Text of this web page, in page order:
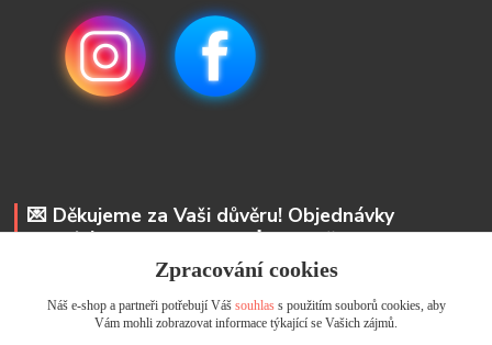
💌 Děkujeme za Vaši důvěru! Objednávky
odesíláme do 48 hodin. 📩 Na vaše e-maily
odpovíme do 24 hodin.
Andrea Kyselová DiS.
+ 420 737 352 681
Zpracování cookies
Náš e-shop a partneři potřebují Váš souhlass použitím souborů cookies, aby
Vám mohli zobrazovat informace týkající se Vašich zájmů.